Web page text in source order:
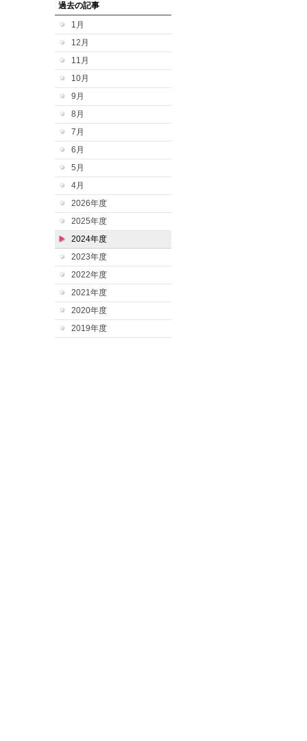
過去の記事
1月
12月
11月
10月
9月
8月
7月
6月
5月
4月
2026年度
2025年度
2024年度
2023年度
2022年度
2021年度
2020年度
2019年度